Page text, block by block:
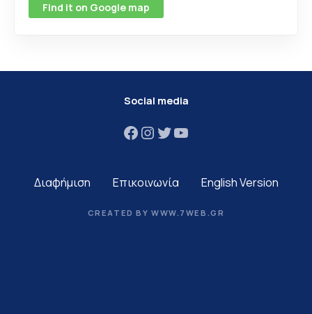
Find it on Google map
Social media
Facebook Instagram Twitter YouTube
Διαφήμιση Επικοινωνία English Version
CREATED BY WWW.7WEB.GR